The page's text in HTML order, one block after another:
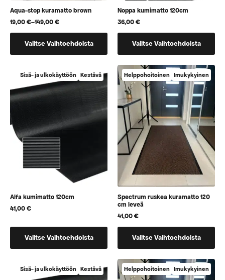
Aqua-stop kuramatto brown
19,00€–149,00€
Hintaluokka:
19,00 €
149,00 €
Valitse Vaihtoehdoista
useampi
muunnelma.
Voit
tehdä
valinnat
tuotteen
sivulla.
Noppa kumimatto 120cm
36,00€
Valitse Vaihtoehdoista
vaihtoehtoja,
jotka
voidaan
valita
tuotteen
sivulla
Sisä- ja ulkokäyttöön Kestävä
Alfa kumimatto 120cm
41,00€
Valitse Vaihtoehdoista
tuotteella
vaihtoehtoja,
Helppohoitoinen Imukykyinen
Spectrum ruskea kuramatto 120
cm leveä
41,00€
Valitse Vaihtoehdoista
tuotteella
vaihtoehtoja,
jotka
Sisä- ja ulkokäyttöön Kestävä Helppohoitoinen Imukykyinen